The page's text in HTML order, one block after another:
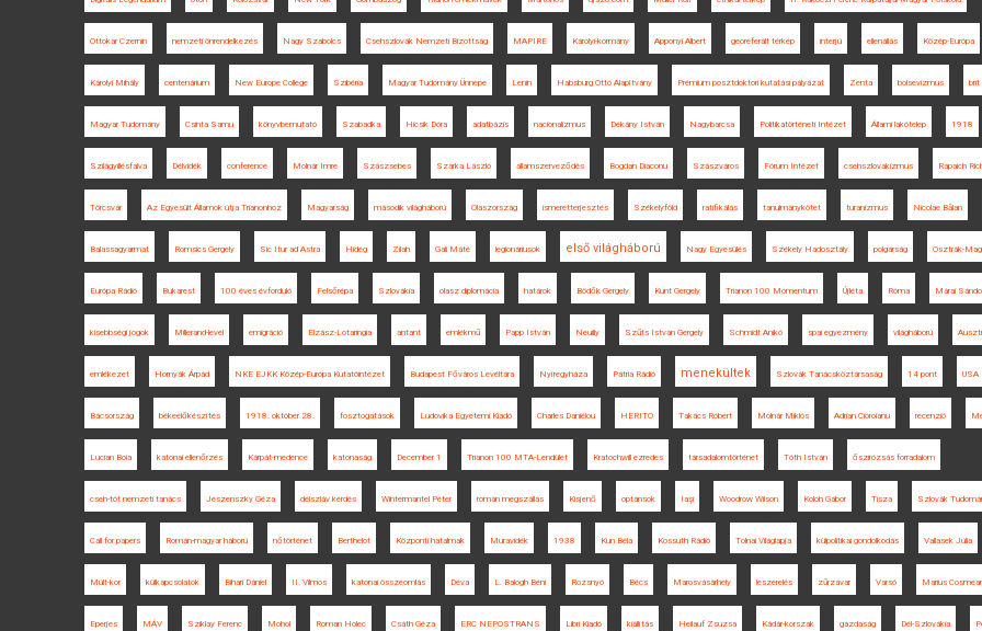
Ottokar Czernin nemzeti önrendelkezés Nagy Szabolcs Csehszlovák Nemzeti Bizottság MAPIRE Károlyi-kormány Apponyi Albert georeferált térkép interjú ellenállás Közép-Európa
Károlyi Mihály centenárium New Europe College Szibéria Magyar Tudomány Ünnepe Lenin Habsburg Ottó Alapítvány Prémium posztdoktori kutatási pályázat Zenta bolsevizmus brit
Magyar Tudomány Csinta Samu könyvbemutató Szabadka Hicsik Dóra adatbázis nacionalizmus Dékány István Nagybarcsa Politikatörténeti Intézet Állami lakótelep 1918
Szilágyillésfalva Délvidék conference Molnár Imre Szászsebes Szarka László államszerveződés Bogdan Diaconu Szászváros Fórum Intézet csehszlovakizmus Rapaich
Törcsvár Az Egyesült Államok útja Trianonhoz Magyarság második világháború Olaszország ismeretterjesztés Székelyföld ratifikálás tanulmánykötet turanizmus Nicolae Bălan
Balassagyarmat Romsics Gergely Sic Itur ad Astra Hideg Zilah Gali Máté legionáriusok első világháború Nagy Egyesülés Székely Hadosztály polgárság Osztrák-
Európa Rádió Bukarest 100 éves évforduló Felsőrépa Szlovákia olasz diplomácia határok Bödők Gergely Kunt Gergely Trianon 100 Momentum Újléta Róma Márai
kisebbségi jogok Millerand-levél emigráció Elzász-Lotaringia antant emlékmű Papp István Neuilly Szűts István Gergely Schmidt Anikó spai egyezmény világháború
emlékezet Hornyák Árpád NKE EJKK Közép-Európa Kutatóintézet Budapest Főváros Levéltára Nyíregyháza Pátria Rádió menekültek Szlovák Tanácsköztársaság 14 pont USA
Bácsország békeelőkészítés 1918. október 28. fosztogatások Ludovika Egyetemi Kiadó Charles Daniélou HERITO Takács Róbert Molnár Miklós Adrian Cioroianu recenzió
Lucian Boia katonai ellenőrzés Kárpát-medence katonaság December 1 Trianon 100 MTA-Lendület Kratochwill ezredes társadalomtörténet Tóth István őszirózsás forradalom
cseh-tót nemzeti tanács Jeszenszky Géza délszláv kérdés Wintermantel Péter román megszállás Kisjenő optánsok Iaşi Woodrow Wilson Koloh Gábor Tisza Szlovák
Call for papers Román-magyar háború nőtörténet Berthelot Központi hatalmak Muravidék 1938 Kun Béla Kossuth Rádió Tolnai Világlapja külpolitikai gondolkodás Vallasek Júlia
Múlt-kor külkapcsolatok Bihari Dániel II. Vilmos katonai összeomlás Déva L. Balogh Béni Rozsnyó Bécs Marosvásárhely leszerelés zűrzavar Varsó Marius
Eperjes MÁV Sziklay Ferenc Mohol Roman Holec Csáth Géza ERC NEPOSTRANS Libri Kiadó kiállítás Heilauf Zsuzsa Kádár-korszak gazdaság Dél-Szlovákia